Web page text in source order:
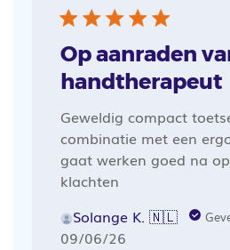
Op aanraden
handtherapeut
Geweldig compact
combinatie met een
gaat werken goed na
klachten
Solange K. 🇳🇱
Publicatiedatum
09/06/26